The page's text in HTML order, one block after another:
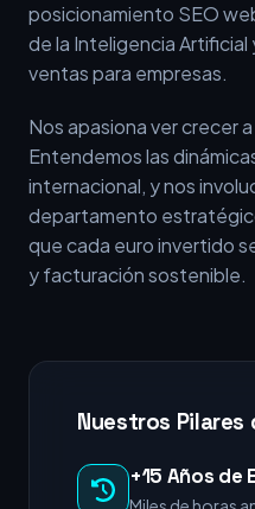
posicionamiento SEO
de la Inteligencia
ventas para empresas.
Nos apasiona ver crecer
Entendemos las
internacional, y nos
departamento
que cada euro invertido
y facturación sostenible.
Nuestros Pilares
+15 Años de